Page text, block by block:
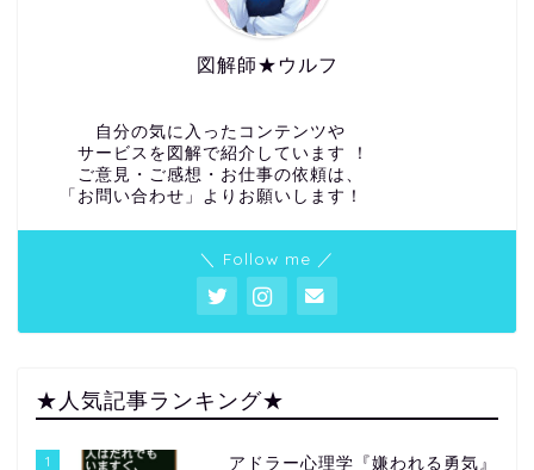
図解師★ウルフ
自分の気に入ったコンテンツや
サービスを図解で紹介しています ！
ご意見・ご感想・お仕事の依頼は、
「お問い合わせ」よりお願いします！
＼ Follow me ／
★人気記事ランキング★
1
アドラー心理学『嫌われる勇気』